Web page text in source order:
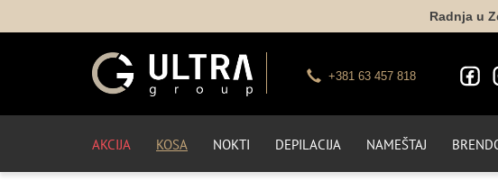
Radnja u
+381 63 457 818
AKCIJA KOSA NOKTI DEPILACIJA NAMEŠTAJ